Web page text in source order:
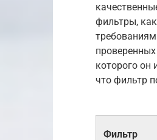
фильтры,
которого он
что фильтр
Фильтр